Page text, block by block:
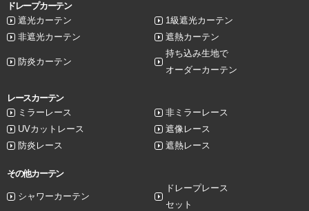
ドレープカーテン
遮光カーテン
1級遮光カーテン
非遮光カーテン
遮熱カーテン
防炎カーテン
持ち込み生地で
オーダーカーテン
レースカーテン
ミラーレース
非ミラーレース
UVカットレース
遮像レース
防炎レース
遮熱レース
その他カーテン
シャワーカーテン
ドレープレース
セット